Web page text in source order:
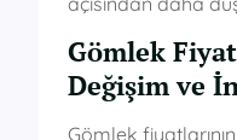
Gömlek
Değişim ve
Gömlek